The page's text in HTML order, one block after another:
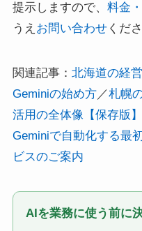
提示しますので、 料金
うえ お問い合わせくださ
関連記事： 北海道の経
Geminiの始め方／札幌
活用の全体像【保存版】
Geminiで自動化する最
ビスのご案内
AIを業務に使う前に